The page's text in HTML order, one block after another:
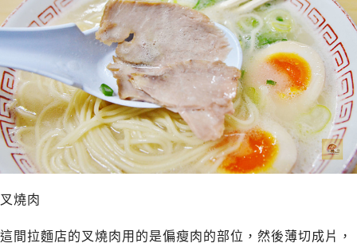
叉燒肉
這間拉麵店的叉燒肉用的是偏瘦肉的部位，然後薄切成片，